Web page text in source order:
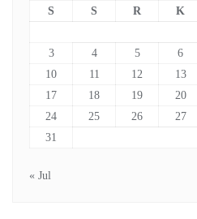
S S R K
3
4 5 6
10
11 12 13
17
18 19 20
24
25 26 27
31
« Jul